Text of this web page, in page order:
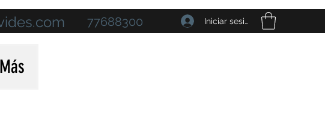
77688300 Iniciar sesión
Más